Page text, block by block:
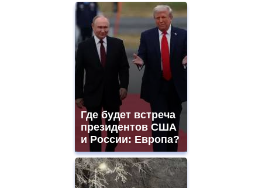
Где будет встреча
президентов США
и России: Европа?